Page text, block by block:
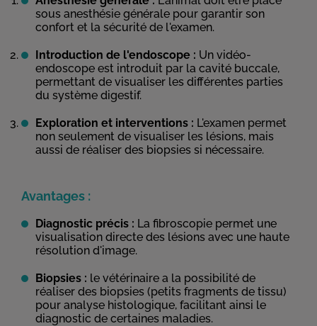
sous anesthésie générale pour garantir son
confort et la sécurité de l'examen.
Introduction de l'endoscope : Un vidéo-
endoscope est introduit par la cavité buccale,
permettant de visualiser les différentes parties
du système digestif.
Exploration et interventions : L'examen permet
non seulement de visualiser les lésions, mais
aussi de réaliser des biopsies si nécessaire.
Avantages :
Diagnostic précis : La fibroscopie permet une
visualisation directe des lésions avec une haute
résolution d'image.
Biopsies : le vétérinaire a la possibilité de
réaliser des biopsies (petits fragments de tissu)
pour analyse histologique, facilitant ainsi le
diagnostic de certaines maladies.